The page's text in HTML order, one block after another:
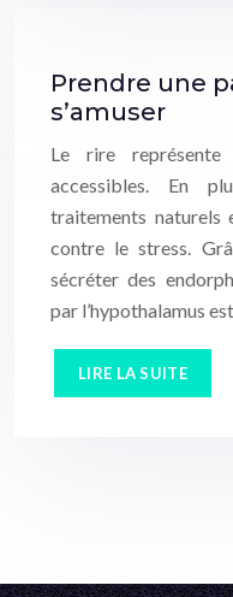
Prendre une
s’amuser
Le rire représente
accessibles. En
traitements
contre le stress.
sécréter des
par l’hypothalamus
LIRE LA SUITE